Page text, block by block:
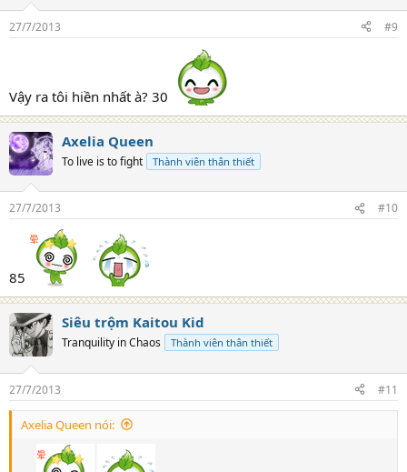
27/7/2013 #9
Vậy ra tôi hiền nhất à? 30
Axelia Queen
To live is to fight Thành viên thân thiết
27/7/2013 #10
85
Siêu trộm Kaitou Kid
Tranquility in Chaos Thành viên thân thiết
27/7/2013 #11
Axelia Queen nói: